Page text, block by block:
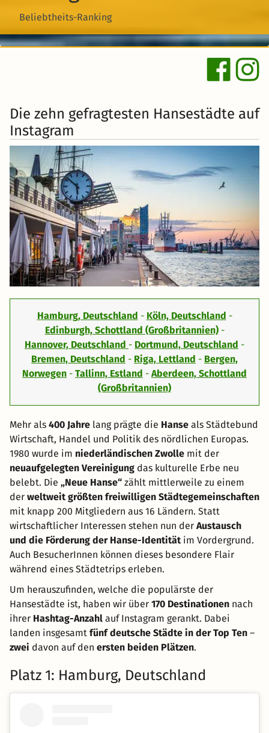
Beliebtheits-Ranking
Die zehn gefragtesten Hansestädte auf
Instagram
Hamburg, Deutschland - Köln, Deutschland -
Edinburgh, Schottland (Großbritannien)-
Hannover, Deutschland - Dortmund, Deutschland -
Bremen, Deutschland - Riga, Lettland - Bergen,
Norwegen - Tallinn, Estland - Aberdeen, Schottland
(Großbritannien)
Mehr als 400 Jahre lang prägte die Hanse als Städtebund
Wirtschaft, Handel und Politik des nördlichen Europas.
1980 wurde im niederländischen Zwolle mit der
neuaufgelegten Vereinigung das kulturelle Erbe neu
belebt. Die „Neue Hanse“ zählt mittlerweile zu einem
der weltweit größten freiwilligen Städtegemeinschaften
mit knapp 200 Mitgliedern aus 16 Ländern. Statt
wirtschaftlicher Interessen stehen nun der Austausch
und die Förderung der Hanse-Identitätim Vordergrund.
Auch BesucherInnen können dieses besondere Flair
während eines Städtetrips erleben.
Um herauszufinden, welche die populärste der
Hansestädte ist, haben wir über 170 Destinationen nach
ihrer Hashtag-Anzahl auf Instagram gerankt. Dabei
landen insgesamt fünf deutsche Städte in der Top Ten –
zwei davon auf den ersten beiden Plätzen.
Platz 1: Hamburg, Deutschland